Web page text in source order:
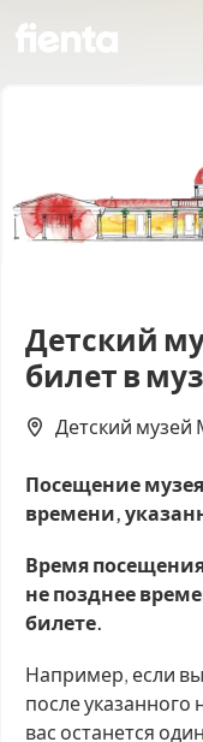
Детский
билет в
Детский музей
Посещение
времени,
Время посещения
не позднее
билете.
Например, если
после указанного
вас останется